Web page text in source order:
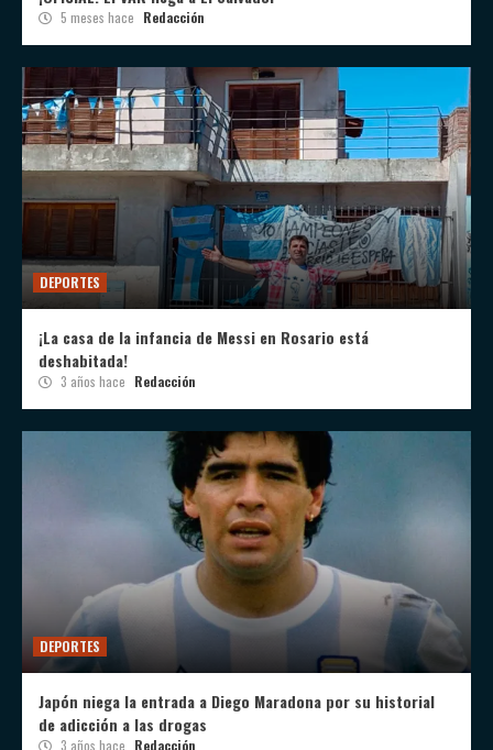
5 meses hace Redacción
DEPORTES
¡La casa de la infancia de Messi en Rosario está
deshabitada!
3 años hace Redacción
DEPORTES
Japón niega la entrada a Diego Maradona por su historial
de adicción a las drogas
3 años hace Redacción